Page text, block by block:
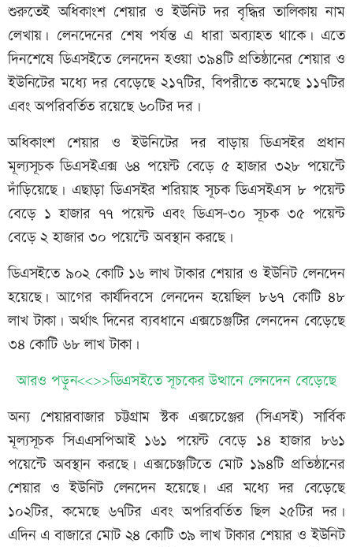
শুরুতেই অধিকাংশ শেয়ার ও ইউনিট দর বৃদ্ধির তালিকায় নাম
লেখায়। লেনদেনের শেষ পর্যন্ত এ ধারা অব্যাহত থাকে। এতে
দিনশেষে ডিএসইতে লেনদেন হওয়া ৩৯৪টি প্রতিষ্ঠানের শেয়ার ও
ইউনিটের মধ্যে দর বেড়েছে ২১৭টির, বিপরীতে কমেছে ১১৭টির
এবং অপরিবর্তিত রয়েছে ৬০টির দর।
অধিকাংশ শেয়ার ও ইউনিটের দর বাড়ায় ডিএসইর প্রধান
মূল্যসূচক ডিএসইএক্স ৬৪ পয়েন্ট বেড়ে ৫ হাজার ৩২৮ পয়েন্টে
দাঁড়িয়েছে। এছাড়া ডিএসইর শরিয়াহ সূচক ডিএসইএস ৮ পয়েন্ট
বেড়ে ১ হাজার ৭৭ পয়েন্ট এবং ডিএস-৩০ সূচক ৩৫ পয়েন্ট
বেড়ে ২ হাজার ৩০ পয়েন্টে অবস্থান করছে।
ডিএসইতে ৯০২ কোটি ১৬ লাখ টাকার শেয়ার ও ইউনিট লেনদেন
হয়েছে। আগের কার্যদিবসে লেনদেন হয়েছিল ৮৬৭ কোটি ৪৮
লাখ টাকা। অর্থাৎ দিনের ব্যবধানে এক্সচেঞ্জটির লেনদেন বেড়েছে
৩৪ কোটি ৬৮ লাখ টাকা।
আরও পড়ুন<<>>ডিএসইতে সূচকের উত্থানে লেনদেন বেড়েছে
অন্য শেয়ারবাজার চট্টগ্রাম স্টক এক্সচেঞ্জের (সিএসই) সার্বিক
মূল্যসূচক সিএএসপিআই ১৬১ পয়েন্ট বেড়ে ১৪ হাজার ৮৬১
পয়েন্টে অবস্থান করছে। এক্সচেঞ্জটিতে মোট ১৯৪টি প্রতিষ্ঠানের
শেয়ার ও ইউনিট লেনদেন হয়েছে। এর মধ্যে দর বেড়েছে
১০২টির, কমেছে ৬৭টির এবং অপরিবর্তিত ছিল ২৫টির দর।
এদিন এ বাজারে মোট ২৪ কোটি ৩৯ লাখ টাকার শেয়ার ও ইউনিট